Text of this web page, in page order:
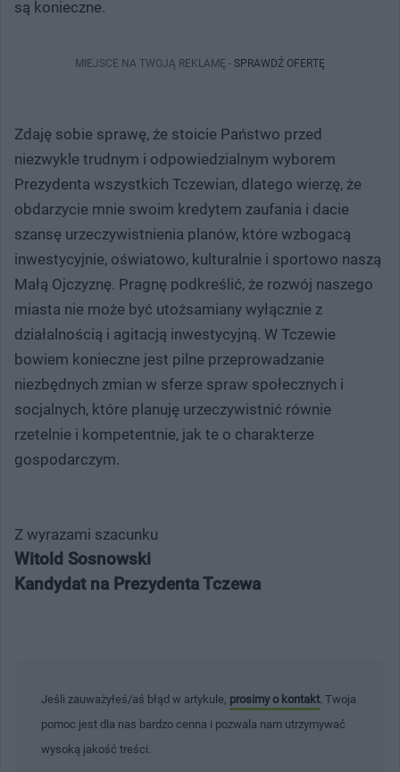
są konieczne.
MIEJSCE NA TWOJĄ REKLAMĘ - SPRAWDŹ OFERTĘ
Zdaję sobie sprawę, że stoicie Państwo przed
niezwykle trudnym i odpowiedzialnym wyborem
Prezydenta wszystkich Tczewian, dlatego wierzę, że
obdarzycie mnie swoim kredytem zaufania i dacie
szansę urzeczywistnienia planów, które wzbogacą
inwestycyjnie, oświatowo, kulturalnie i sportowo naszą
Małą Ojczyznę. Pragnę podkreślić, że rozwój naszego
miasta nie może być utożsamiany wyłącznie z
działalnością i agitacją inwestycyjną. W Tczewie
bowiem konieczne jest pilne przeprowadzanie
niezbędnych zmian w sferze spraw społecznych i
socjalnych, które planuję urzeczywistnić równie
rzetelnie i kompetentnie, jak te o charakterze
gospodarczym.
Z wyrazami szacunku
Witold Sosnowski
Kandydat na Prezydenta Tczewa
Jeśli zauważyłeś/aś błąd w artykule, prosimy o kontakt. Twoja
pomoc jest dla nas bardzo cenna i pozwala nam utrzymywać
wysoką jakość treści.